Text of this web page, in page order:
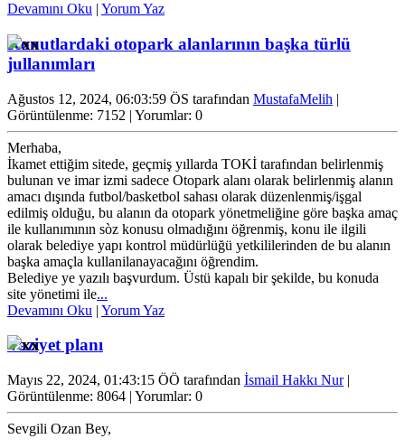
Devamını Oku | Yorum Yaz
Konutlardaki otopark alanlarının başka türlü
jullanımları
Ağustos 12, 2024, 06:03:59 ÖS tarafından MustafaMelih |
Görüntülenme: 7152 | Yorumlar: 0
Merhaba,
İkamet ettiğim sitede, geçmiş yıllarda TOKİ tarafından belirlenmiş
bulunan ve imar izmi sadece Otopark alanı olarak belirlenmiş alanın
amacı dışında futbol/basketbol sahası olarak düzenlenmiş/işgal
edilmiş olduğu, bu alanın da otopark yönetmeliğine göre başka amaç
ile kullanımının sòz konusu olmadığını öğrenmiş, konu ile ilgili
olarak belediye yapı kontrol müdürlüğü yetkililerinden de bu alanın
başka amaçla kullanilanayacağını öğrendim.
Belediye ye yazılı başvurdum. Üstü kapalı bir şekilde, bu konuda
site yönetimi ile...
Devamını Oku | Yorum Yaz
Vaziyet planı
Mayıs 22, 2024, 01:43:15 ÖÖ tarafından İsmail Hakkı Nur|
Görüntülenme: 8064 | Yorumlar: 0
Sevgili Ozan Bey,